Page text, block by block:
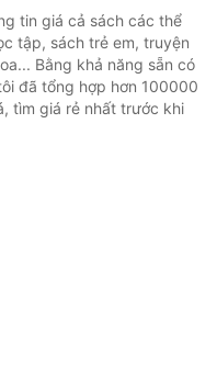
tin giá cả sách các thể
tập, sách trẻ em, truyện
Bằng khả năng sẵn có
đã tổng hợp hơn 100000
tìm giá rẻ nhất trước khi